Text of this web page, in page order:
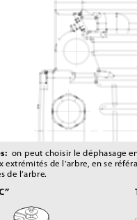
on peut choisir le déphasage
extrémités de l’arbre, en se
de l’arbre.